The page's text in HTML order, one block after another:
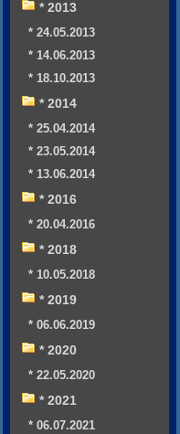
* 2013
* 24.05.2013
* 14.06.2013
* 18.10.2013
* 2014
* 25.04.2014
* 23.05.2014
* 13.06.2014
* 2016
* 20.04.2016
* 2018
* 10.05.2018
* 2019
* 06.06.2019
* 2020
* 22.05.2020
* 2021
* 06.07.2021